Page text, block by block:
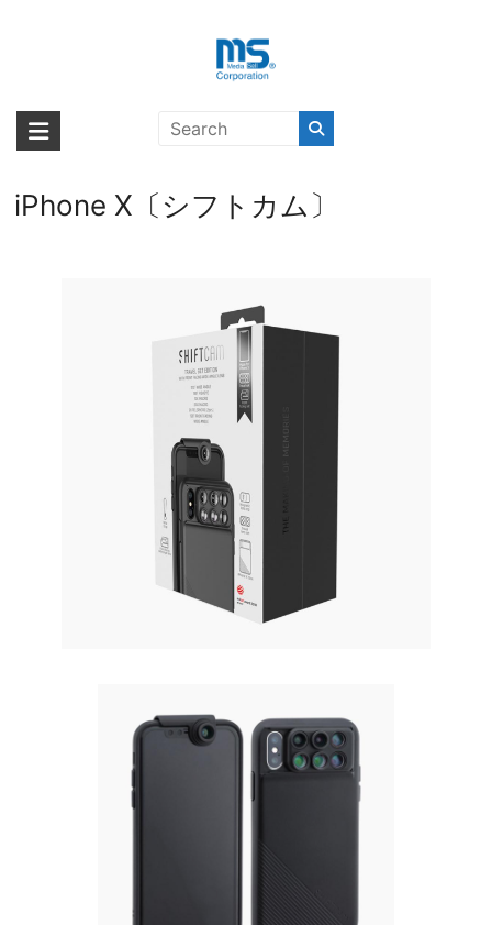
海外輸入ブランド商品｜株式会社
海外事業部が取り揃えている海外輸入商品には、日本では珍しい「海外ブ
ランド」をはじめ「ユニークな商品」「機能的な商品」「コストパフォー
in-1 Travel Lens Set Front-Facing
iPhone X〔シフトカム〕